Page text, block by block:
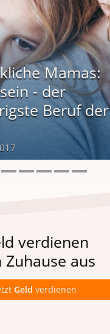
Mamas:
- der
Beruf der
verdienen
Zuhause aus
Geld verdienen